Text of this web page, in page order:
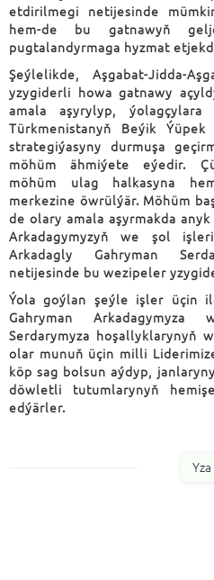
etdirilmegi netijesinde
hem-de bu gatnawyň
pugtalandyrmaga hyzmat
Şeýlelikde, Aşgabat-Jidda-
yzygiderli howa gatnawy
amala aşyrylyp,
Türkmenistanyň Beýik
strategiýasyny durmuşa
möhüm ähmiýete eýedir.
möhüm ulag halkasyna
merkezine öwrülýär. Möhüm
de olary amala aşyrmakda
Arkadagymyzyň we şol
Arkadagly Gahryman
netijesinde bu wezipeler
Ýola goýlan şeýle işler üçin
Gahryman Arkadagymyza
Serdarymyza hoşallyklarynyň
olar munuň üçin milli
köp sag bolsun aýdyp,
döwletli tutumlarynyň
edýärler.
Yza